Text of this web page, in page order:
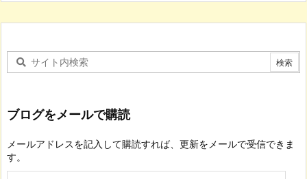
ブログをメールで購読
メールアドレスを記入して購読すれば、更新をメールで受信できま
す。